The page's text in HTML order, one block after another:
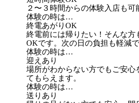
２〜３時間からの体験入店も可
体験の時は…
終電あがりOK
終電前には帰りたい！そんな方
OKです。次の日の負担も軽減で
体験の時は…
迎えあり
場所がわからない方でもご安心
てもらえます。
体験の時は…
送りあり